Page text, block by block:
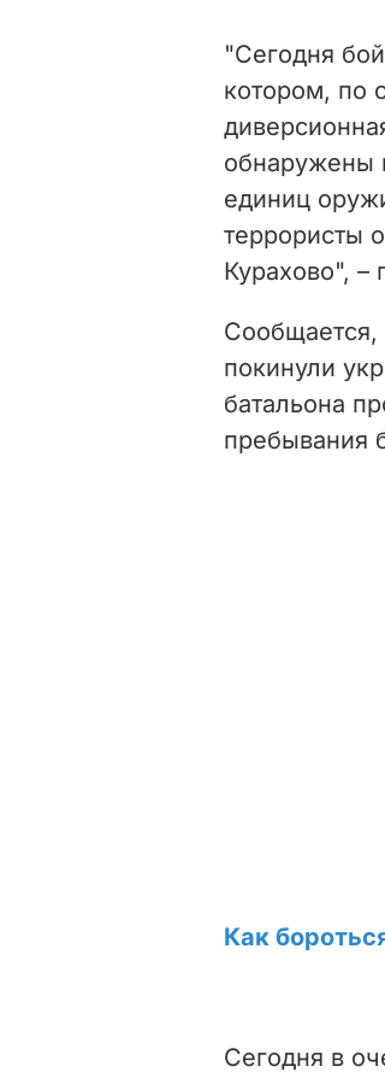
"Сегодня
котором, по
обнаружены
единиц
террористы
Курахово", –
Сообщается,
покинули
батальона
пребывания
Как
Сегодня в